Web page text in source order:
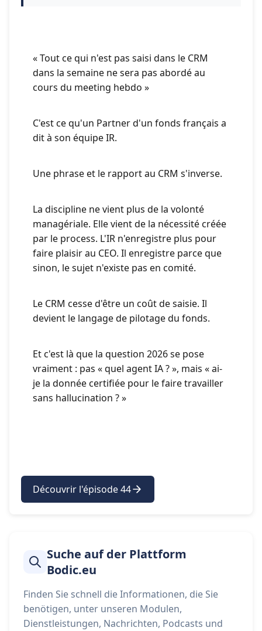
« Tout ce qui n'est pas saisi dans le CRM
dans la semaine ne sera pas abordé au
cours du meeting hebdo »
C'est ce qu'un Partner d'un fonds français a
dit à son équipe IR.
Une phrase et le rapport au CRM s'inverse.
La discipline ne vient plus de la volonté
managériale. Elle vient de la nécessité créée
par le process. L'IR n'enregistre plus pour
faire plaisir au CEO. Il enregistre parce que
sinon, le sujet n'existe pas en comité.
Le CRM cesse d'être un coût de saisie. Il
devient le langage de pilotage du fonds.
Et c'est là que la question 2026 se pose
vraiment : pas « quel agent IA ? », mais « ai-
je la donnée certifiée pour le faire travailler
sans hallucination ? »
Découvrir l'épisode 44
Suche auf der Plattform
Bodic.eu
Finden Sie schnell die Informationen, die Sie
benötigen, unter unseren Modulen,
Dienstleistungen, Nachrichten, Podcasts und